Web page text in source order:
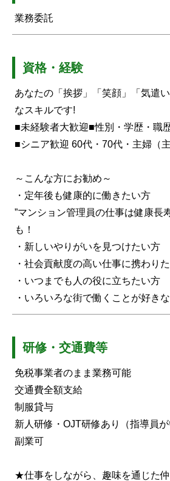
業務委託
資格・経験
あなたの「挨拶」「笑顔」「気遣
なスキルです!
■未経験者大歓迎■性別・学歴・職
■シニア歓迎 60代・70代・主婦（
～こんな方にお勧め～
・定年後も健康的に働きたい方
”マンション管理員の仕事は健康長
も！
・新しいやりがいを見つけたい方
・社会貢献度の高い仕事に携わり
・いつまでも人の役に立ちたい方
・いろいろな街で働くことが好き
研修・交通費等
免税事業者のまま業務可能
交通費全額支給
制服貸与
新人研修・OJT研修あり（指導員が
副業可
★仕事をしながら、趣味を通じた